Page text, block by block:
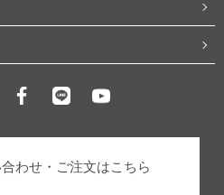
InstagramFacebook
Line
わせ・ご注文はこちら